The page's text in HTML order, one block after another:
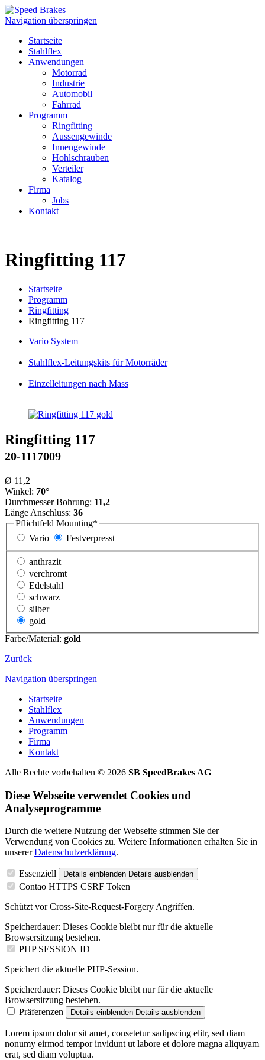
Navigation überspringen
Startseite
Stahlflex
Anwendungen
Motorrad
Industrie
Automobil
Fahrrad
Programm
Ringfitting
Aussengewinde
Innengewinde
Hohlschrauben
Verteiler
Katalog
Firma
Jobs
Kontakt
Ringfitting 117
Startseite
Programm
Ringfitting
Ringfitting 117
Vario System
Stahlflex-Leitungskits für Motorräder
Einzelleitungen nach Mass
Ringfitting 117
20-1117009
Ø 11,2
Winkel: 70°
Durchmesser Bohrung: 11,2
Länge Anschluss: 36
Pflichtfeld Mounting*
Vario
Festverpresst
anthrazit
verchromt
Edelstahl
schwarz
silber
gold
Farbe/Material: gold
Zurück
Navigation überspringen
Startseite
Stahlflex
Anwendungen
Programm
Firma
Kontakt
Alle Rechte vorbehalten © 2026 SB SpeedBrakes AG
Diese Webseite verwendet Cookies und
Analyseprogramme
Durch die weitere Nutzung der Webseite stimmen Sie der
Verwendung von Cookies zu. Weitere Informationen erhalten Sie in
unsererDatenschutzerklärung.
Essenziell Details einblenden Details ausblenden
Contao HTTPS CSRF Token
Schützt vor Cross-Site-Request-Forgery Angriffen.
Speicherdauer: Dieses Cookie bleibt nur für die aktuelle
Browsersitzung bestehen.
PHP SESSION ID
Speichert die aktuelle PHP-Session.
Speicherdauer: Dieses Cookie bleibt nur für die aktuelle
Browsersitzung bestehen.
Präferenzen
Details einblenden Details ausblenden
Lorem ipsum dolor sit amet, consetetur sadipscing elitr, sed diam
nonumy eirmod tempor invidunt ut labore et dolore magna aliquyam
erat, sed diam voluptua.